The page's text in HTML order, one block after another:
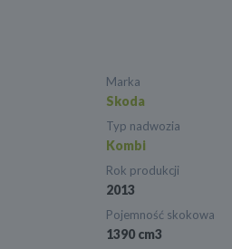
Marka
Skoda
Typ nadwozia
Kombi
Rok produkcji
2013
Pojemność skokowa
1390 cm3